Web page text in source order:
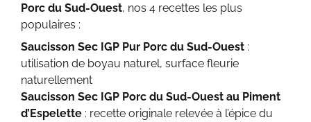
Porc du Sud-Ouest, nos 4 recettes les plus
populaires :
Saucisson Sec IGP Pur Porc du Sud-Ouest :
utilisation de boyau naturel, surface fleurie
naturellement
Saucisson Sec IGP Porc du Sud-Ouest au Piment
d’Espelette : recette originale relevée à l’épice du